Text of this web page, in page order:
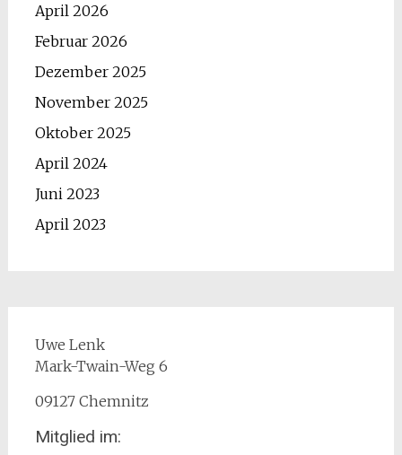
April 2026
Februar 2026
Dezember 2025
November 2025
Oktober 2025
April 2024
Juni 2023
April 2023
Uwe Lenk
Mark-Twain-Weg 6
09127 Chemnitz
Mitglied im: